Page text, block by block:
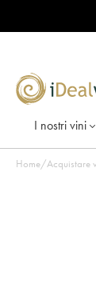
I nostri vini
Home/Acquistare